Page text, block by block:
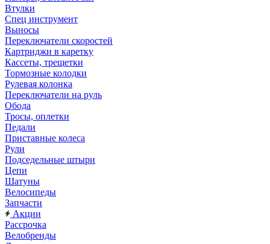
Втулки
Спец инструмент
Выносы
Переключатели скоростей
Картриджи в каретку
Кассеты, трещетки
Тормозные колодки
Рулевая колонка
Переключатели на руль
Обода
Тросы, оплетки
Педали
Приставные колеса
Рули
Подседельные штыри
Цепи
Шатуны
Велосипеды
Запчасти
Акции
Рассрочка
Велобренды